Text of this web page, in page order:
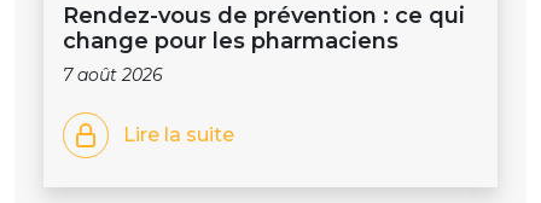
Rendez-vous de prévention : ce qui
change pour les pharmaciens
7 août 2026
Lire la suite